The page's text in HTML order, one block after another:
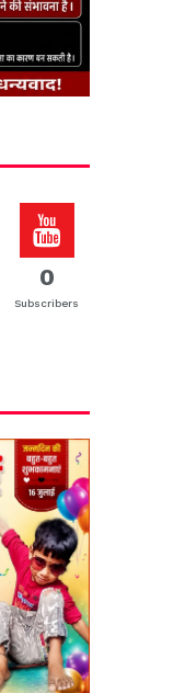
0
Subscribers